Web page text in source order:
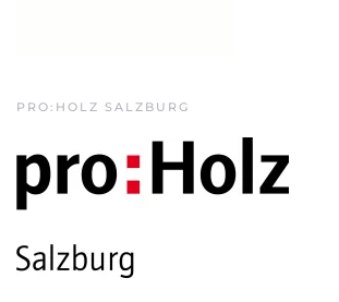
PRO:HOLZ SALZBURG